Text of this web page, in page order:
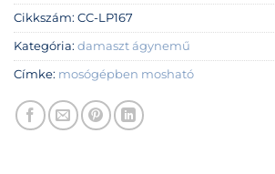
Cikkszám: CC-LP167
Kategória: damaszt ágynemű
Címke: mosógépben mosható